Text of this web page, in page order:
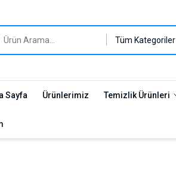
Tüm Kategoriler
Sayfa Ürünlerimiz Temizlik Ürünleri